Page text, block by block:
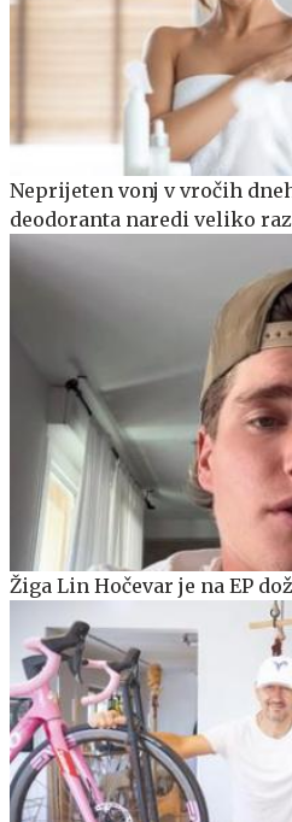
Neprijeten vonj v vročih
deodoranta naredi veliko
Žiga Lin Hočevar je na EP